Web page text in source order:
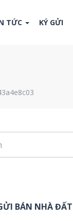
TỨC KÝ GỬI
BÁN NHÀ ĐẤT